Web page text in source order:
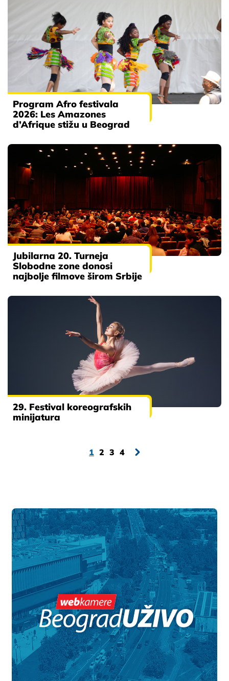
Program Afro festivala
2026: Les Amazones
d’Afrique stižu u Beograd
Jubilarna 20. Turneja
Slobodne zone donosi
najbolje filmove širom Srbije
29. Festival koreografskih
minijatura
1 2 3 4